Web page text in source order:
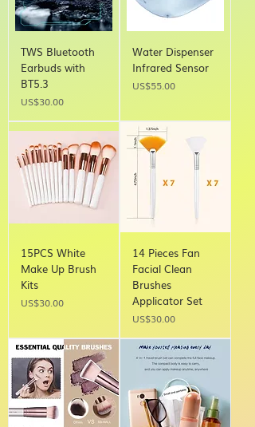
TWS Bluetooth
Earbuds with
BT5.3
Price
US$30.00
Water Dispenser
Infrared Sensor
Price
US$55.00
15PCS White
Make Up Brush
Kits
Price
US$30.00
14 Pieces Fan
Facial Clean
Brushes
Applicator Set
Price
US$30.00